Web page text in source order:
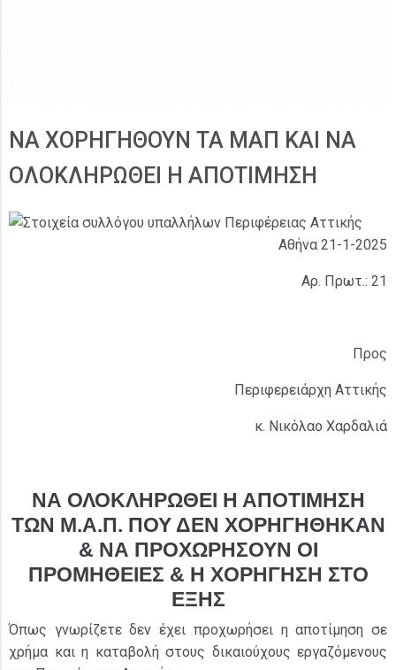
ΝΑ ΧΟΡΗΓΗΘΟΥΝ ΤΑ ΜΑΠ ΚΑΙ ΝΑ
ΟΛΟΚΛΗΡΩΘΕΙ Η ΑΠΟΤΙΜΗΣΗ
Αθήνα 21-1-2025
Αρ. Πρωτ.: 21
Προς
Περιφερειάρχη Αττικής
κ. Νικόλαο Χαρδαλιά
ΝΑ ΟΛΟΚΛΗΡΩΘΕΙ Η ΑΠΟΤΙΜΗΣΗ
ΤΩΝ Μ.Α.Π. ΠΟΥ ΔΕΝ ΧΟΡΗΓΗΘΗΚΑΝ
& ΝΑ ΠΡΟΧΩΡΗΣΟΥΝ ΟΙ
ΠΡΟΜΗΘΕΙΕΣ & Η ΧΟΡΗΓΗΣΗ ΣΤΟ
ΕΞΗΣ
Όπως γνωρίζετε δεν έχει προχωρήσει η αποτίμηση σε
χρήμα και η καταβολή στους δικαιούχους εργαζόμενους